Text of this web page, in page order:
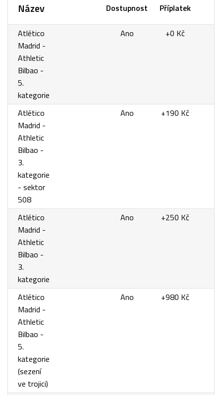
Název Dostupnost Příplatek
Atlético
Madrid -
Athletic
Bilbao -
5.
kategorie
Ano +0 Kč
Atlético
Madrid -
Athletic
Bilbao -
3.
kategorie
- sektor
508
Ano +190 Kč
Atlético
Madrid -
Athletic
Bilbao -
3.
kategorie
Ano +250 Kč
Atlético
Madrid -
Athletic
Bilbao -
5.
kategorie
(sezení
ve trojici)
Ano +980 Kč